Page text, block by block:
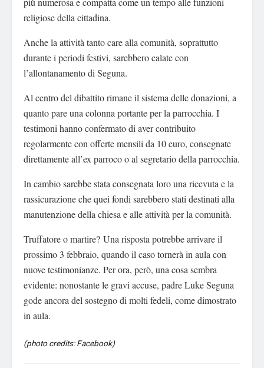
religiose della cittadina.
Anche la attività tanto care alla comunità, soprattutto
durante i periodi festivi, sarebbero calate con
l’allontanamento di Seguna.
Al centro del dibattito rimane il sistema delle donazioni, a
quanto pare una colonna portante per la parrocchia. I
testimoni hanno confermato di aver contribuito
regolarmente con offerte mensili da 10 euro, consegnate
direttamente all’ex parroco o al segretario della parrocchia.
In cambio sarebbe stata consegnata loro una ricevuta e la
rassicurazione che quei fondi sarebbero stati destinati alla
manutenzione della chiesa e alle attività per la comunità.
Truffatore o martire? Una risposta potrebbe arrivare il
prossimo 3 febbraio, quando il caso tornerà in aula con
nuove testimonianze. Per ora, però, una cosa sembra
evidente: nonostante le gravi accuse, padre Luke Seguna
gode ancora del sostegno di molti fedeli, come dimostrato
in aula.
(photo credits: Facebook)